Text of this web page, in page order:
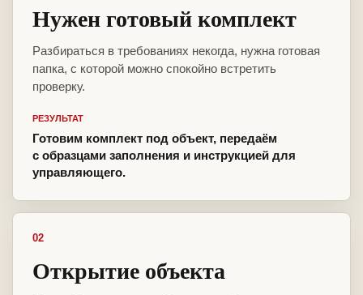
Нужен готовый комплект
Разбираться в требованиях некогда, нужна готовая
папка, с которой можно спокойно встретить
проверку.
РЕЗУЛЬТАТ
Готовим комплект под объект, передаём
с образцами заполнения и инструкцией для
управляющего.
02
Открытие объекта